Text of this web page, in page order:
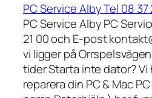
PC Service Alby Tel 08 37
PC Service Alby PC
21 00 och E-post
vi ligger på
tider Starta inte dator? Vi
reparera din PC & Mac